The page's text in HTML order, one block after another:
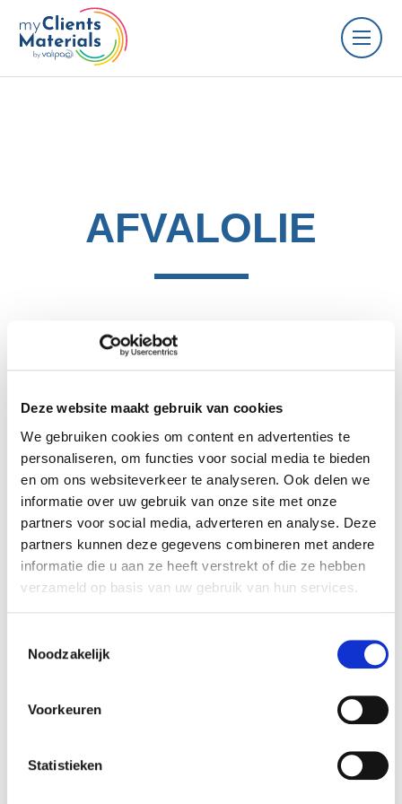
Deze website maakt gebruik van cookies
We gebruiken cookies om content en advertenties te
personaliseren, om functies voor social media te bieden
en om ons websiteverkeer te analyseren. Ook delen we
informatie over uw gebruik van onze site met onze
partners voor social media, adverteren en analyse. Deze
partners kunnen deze gegevens combineren met andere
informatie die u aan ze heeft verstrekt of die ze hebben
verzameld op basis van uw gebruik van hun services.
Noodzakelijk
Voorkeuren
Statistieken
AFVALOLIE
Afvalolie betreft alle soorten minerale,
synthetische, plantaardige of dierlijke smeerolie of
industriele olie die ongeschikt is geworden voor
het gebruik waarvoor ze oorspronkelijk bestemd
was, zoals gebruikte olie van verbrandingsmotoren
en versnellingsbakken, alsook smeerolie, olie voor
turbines en hydraulische oliën.
De rapportage betreft enkel de selectief
ingezamelde afvalolie bij professionele
een vergoeding.